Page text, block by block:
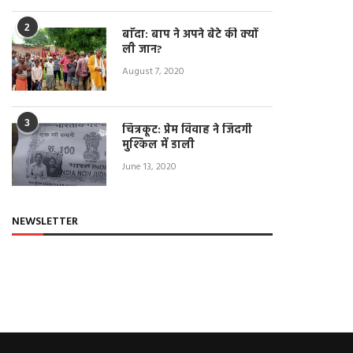
2
बाँदा: बाप ने अपने बेटे की क्यों
ली जान?
August 7, 2020
3
चित्रकूट: प्रेम विवाह ने जिंदगी
मुश्किल में डाली
June 13, 2020
NEWSLETTER